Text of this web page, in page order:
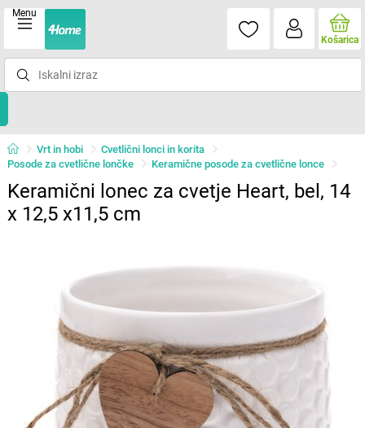
Menu
Košarica
Vrt in hobi
Cvetlični lonci in korita
Posode za cvetlične lončke
Keramične posode za cvetlične lonce
Keramični lonec za cvetje Heart, bel, 14
x 12,5 x11,5 cm